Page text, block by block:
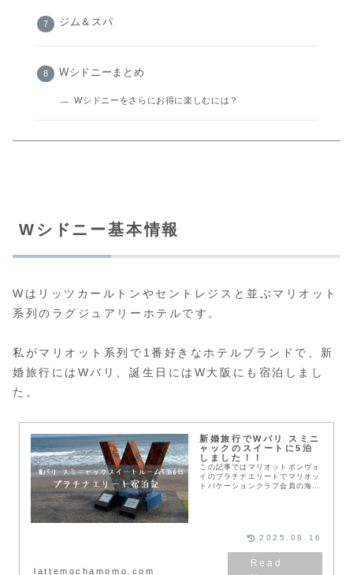
ジム＆スパ
Wシドニーまとめ
Wシドニーをさらにお得に楽しむには？
Wシドニー基本情報
Wはリッツカールトンやセントレジスと並ぶマリオット
系列のラグジュアリーホテルです。
私がマリオット系列で1番好きなホテルブランドで、新
婚旅行にはWバリ、誕生日にはW大阪にも宿泊しまし
た。
新婚旅行でWバリ スミニ
ャックのスイートに5泊
しました！！
この記事ではマリオットボンヴォ
イのプラチナエリートでマリオッ
トバケーションクラブ会員の海外
lattemochamomo.com
2025.08.16